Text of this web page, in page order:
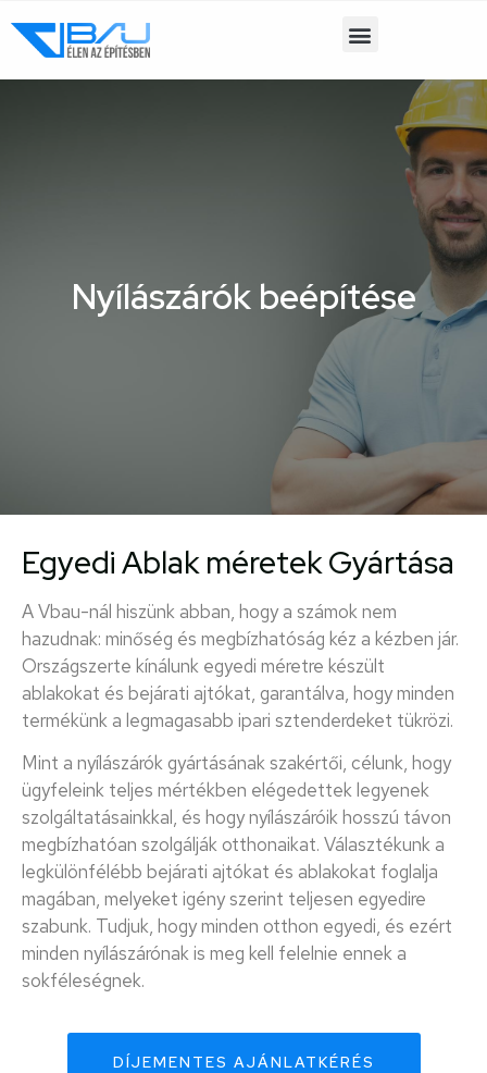
Nyílászárók beépítése
Egyedi Ablak méretek Gyártása
A Vbau-nál hiszünk abban, hogy a számok nem
hazudnak: minőség és megbízhatóság kéz a kézben jár.
Országszerte kínálunk egyedi méretre készült
ablakokat és bejárati ajtókat, garantálva, hogy minden
termékünk a legmagasabb ipari sztenderdeket tükrözi.
Mint a nyílászárók gyártásának szakértői, célunk, hogy
ügyfeleink teljes mértékben elégedettek legyenek
szolgáltatásainkkal, és hogy nyílászáróik hosszú távon
megbízhatóan szolgálják otthonaikat. Választékunk a
legkülönfélébb bejárati ajtókat és ablakokat foglalja
magában, melyeket igény szerint teljesen egyedire
szabunk. Tudjuk, hogy minden otthon egyedi, és ezért
minden nyílászárónak is meg kell felelnie ennek a
sokféleségnek.
DÍJEMENTES AJÁNLATKÉRÉS